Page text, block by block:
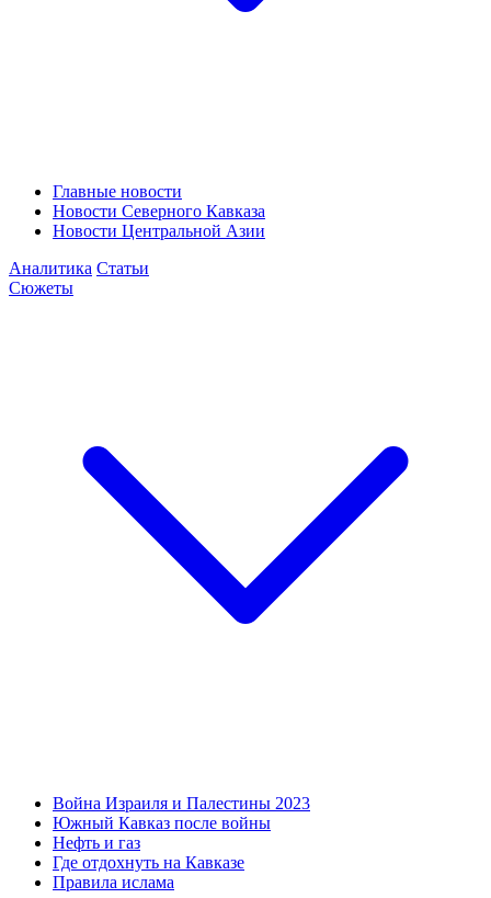
Главные новости
Новости Северного Кавказа
Новости Центральной Азии
Аналитика Статьи
Сюжеты
Война Израиля и Палестины 2023
Южный Кавказ после войны
Нефть и газ
Где отдохнуть на Кавказе
Правила ислама